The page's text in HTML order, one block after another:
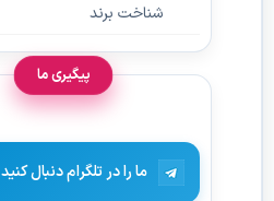
شناخت برند
پیگیری ما
ما را در تلگرام دنبال کنید